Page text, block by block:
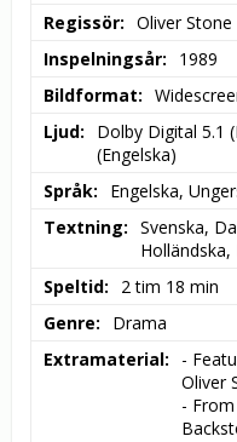
Regissör
Oliver Stone
Inspelningsår
1989
Bildformat
Ljud
Dolby Digital 5.1
(Engelska)
Språk
Engelska,
Textning
Svenska,
Holländska,
Speltid
2 tim 18 min
Genre
Drama
Extramaterial
-
Oliver
-